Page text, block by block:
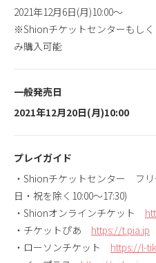
2021年12月6日(月)10:00〜
※Shionチケットセンターもし
み購入可能
一般発売日
2021年12月20日(月)10:00
プレイガイド
・Shionチケットセンター フリ
日・祝を除く10:00〜17:30)
・Shionオンラインチケット
・チケットぴあ https://t.pia.jp
・ローソンチケット https://l-